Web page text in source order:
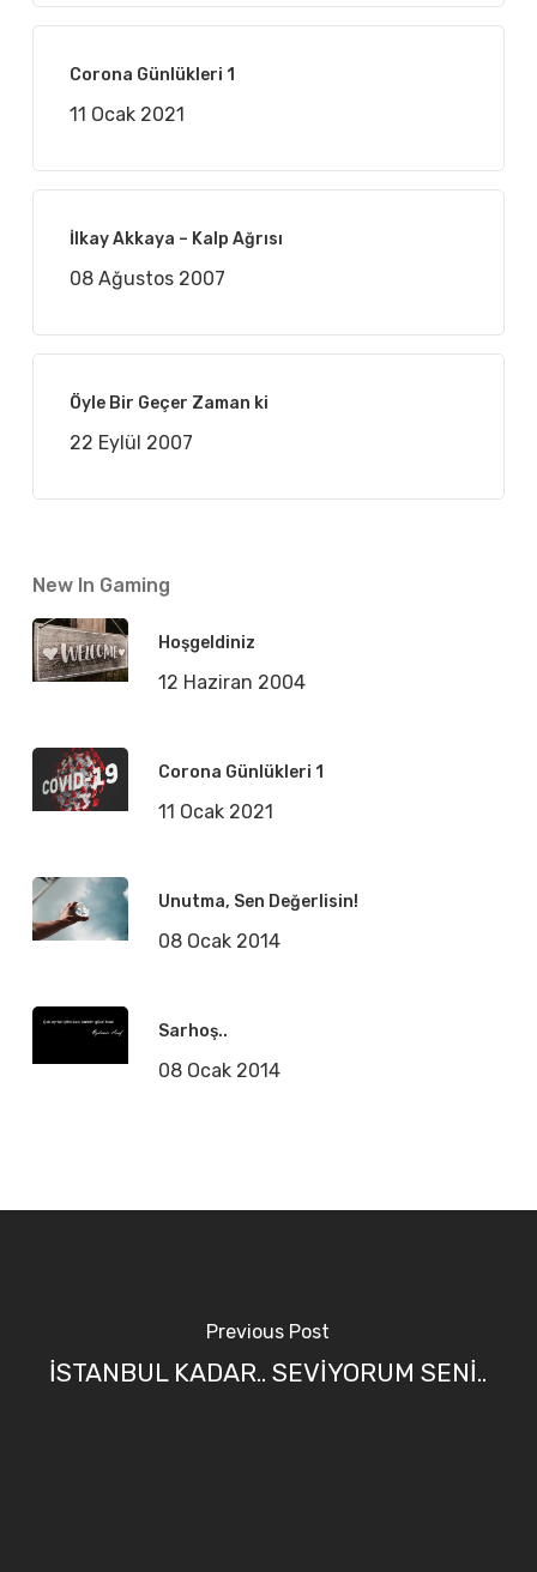
Corona Günlükleri 1
11 Ocak 2021
İlkay Akkaya – Kalp Ağrısı
08 Ağustos 2007
Öyle Bir Geçer Zaman ki
22 Eylül 2007
New In Gaming
Hoşgeldiniz
12 Haziran 2004
Corona Günlükleri 1
11 Ocak 2021
Unutma, Sen Değerlisin!
08 Ocak 2014
Sarhoş..
08 Ocak 2014
Previous Post
İSTANBUL KADAR.. SEVİYORUM SENİ..